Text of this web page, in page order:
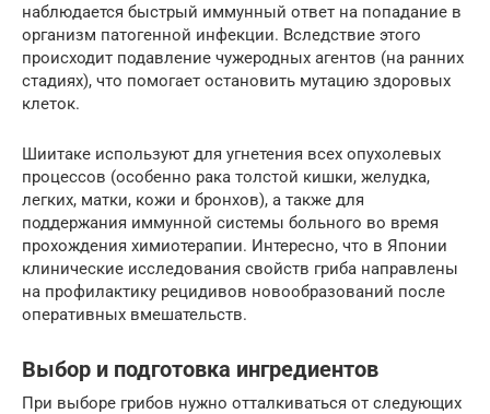
наблюдается быстрый иммунный ответ на попадание в
организм патогенной инфекции. Вследствие этого
происходит подавление чужеродных агентов (на ранних
стадиях), что помогает остановить мутацию здоровых
клеток.
Шиитаке используют для угнетения всех опухолевых
процессов (особенно рака толстой кишки, желудка,
легких, матки, кожи и бронхов), а также для
поддержания иммунной системы больного во время
прохождения химиотерапии. Интересно, что в Японии
клинические исследования свойств гриба направлены
на профилактику рецидивов новообразований после
оперативных вмешательств.
Выбор и подготовка ингредиентов
При выборе грибов нужно отталкиваться от следующих